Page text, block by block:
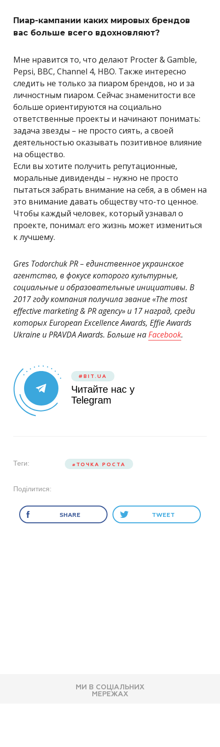
Пиар-кампании каких мировых брендов
вас больше всего вдохновляют?
Мне нравится то, что делают Procter & Gamble,
Pepsi, BBC, Channel 4, НВО. Также интересно
следить не только за пиаром брендов, но и за
личностным пиаром. Сейчас знаменитости все
больше ориентируются на социально
ответственные проекты и начинают понимать:
задача звезды – не просто сиять, а своей
деятельностью оказывать позитивное влияние
на общество.
Если вы хотите получить репутационные,
моральные дивиденды – нужно не просто
пытаться забрать внимание на себя, а в обмен на
это внимание давать обществу что-то ценное.
Чтобы каждый человек, который узнавал о
проекте, понимал: его жизнь может измениться
к лучшему.
Gres Todorchuk PR – единственное украинское
агентство, в фокусе которого культурные,
социальные и образовательные инициативы. В
2017 году компания получила звание «The most
effective marketing & PR agency» и 17 наград, среди
которых European Excellence Awards, Effie Awards
Ukraine и PRAVDA Awards. Больше наFacebook.
#BIT.UA
Читайте нас у
Telegram
Теги: ТОЧКА РОСТА
Поділитися:
SHARE TWEET
МИ В СОЦІАЛЬНИХ
МЕРЕЖАХ